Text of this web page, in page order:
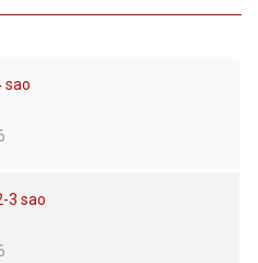
sao
3 sao